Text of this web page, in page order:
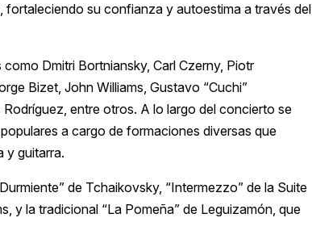
su confianza y autoestima a través del
Dmitri Bortniansky, Carl Czerny, Piotr
Bizet, John Williams, Gustavo “Cuchi”
entre otros. A lo largo del concierto se
a cargo de formaciones diversas que
y guitarra.
de Tchaikovsky, “Intermezzo” de la Suite
y la tradicional “La Pomeña” de Leguizamón, que